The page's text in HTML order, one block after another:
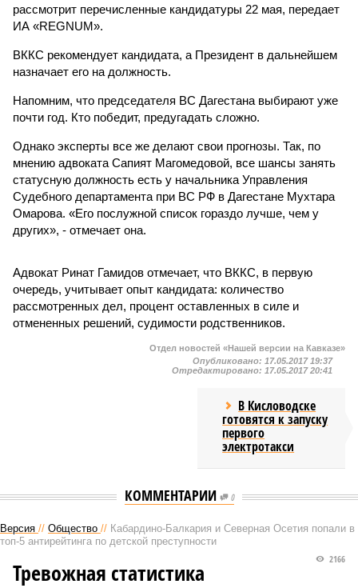
рассмотрит перечисленные кандидатуры 22 мая, передает
ИА «REGNUM».
ВККС рекомендует кандидата, а Президент в дальнейшем
назначает его на должность.
Напомним, что председателя ВС Дагестана выбирают уже
почти год. Кто победит, предугадать сложно.
Однако эксперты все же делают свои прогнозы. Так, по
мнению адвоката Сапият Магомедовой, все шансы занять
статусную должность есть у начальника Управления
Судебного департамента при ВС РФ в Дагестане Мухтара
Омарова. «Его послужной список гораздо лучше, чем у
других», - отмечает она.
Адвокат Ринат Гамидов отмечает, что ВККС, в первую
очередь, учитывает опыт кандидата: количество
рассмотренных дел, процент оставленных в силе и
отмененных решений, судимости родственников.
Отдел новостей «Нашей версии на Кавказе»
Опубликовано: 17.05.2017 19:37
Отредактировано: 17.05.2017 20:41
В Кисловодске
готовятся к запуску
первого
электротакси
КОММЕНТАРИИ 0
Версия // Общество // Кабардино-Балкария и Северная Осетия попали в
топ-5 антирейтинга по детской преступности
2166
Тревожная статистика